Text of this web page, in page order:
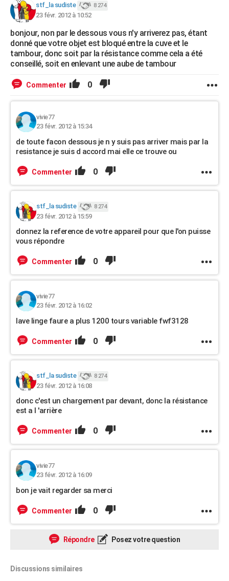
stf_la sudiste 8 274
23 févr. 2012 à 10:52
bonjour, non par le dessous vous n'y arriverez pas, étant
donné que votre objet est bloqué entre la cuve et le
tambour, donc soit par la résistance comme cela a été
conseillé, soit en enlevant une aube de tambour
Commenter 0
vivie77
23 févr. 2012 à 15:34
de toute facon dessous je n y suis pas arriver mais par la
resistance je suis d accord mai elle ce trouve ou
Commenter 0
stf_la sudiste 8 274
23 févr. 2012 à 15:59
donnez la reference de votre appareil pour que l'on puisse
vous répondre
Commenter 0
vivie77
23 févr. 2012 à 16:02
lave linge faure a plus 1200 tours variable fwf3128
Commenter 0
stf_la sudiste 8 274
23 févr. 2012 à 16:08
donc c'est un chargement par devant, donc la résistance
est a l 'arrière
Commenter 0
vivie77
23 févr. 2012 à 16:09
bon je vait regarder sa merci
Commenter 0
Répondre Posez votre question
Discussions similaires